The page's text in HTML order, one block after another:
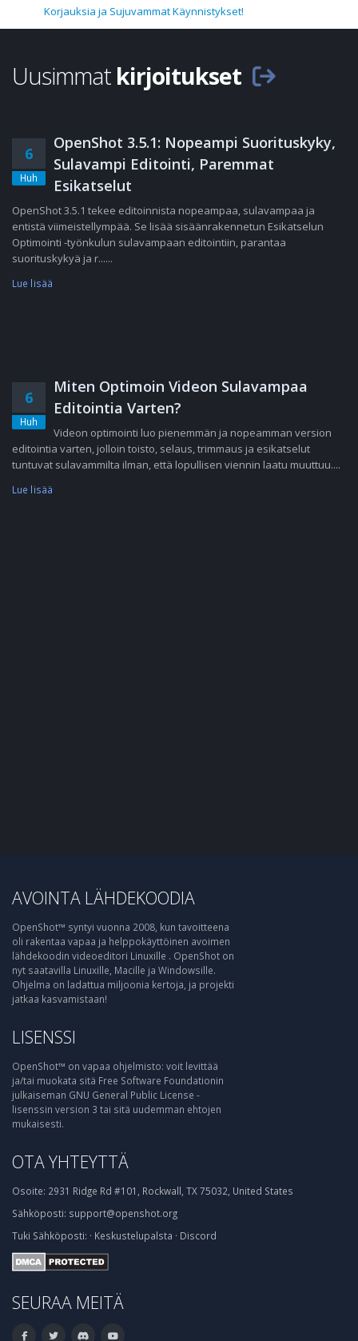
Korjauksia ja Sujuvammat Käynnistykset!
Uusimmat kirjoitukset
6
Huh
OpenShot 3.5.1: Nopeampi Suorituskyky,
Sulavampi Editointi, Paremmat
Esikatselut
OpenShot 3.5.1 tekee editoinnista nopeampaa, sulavampaa ja
entistä viimeistellympää. Se lisää sisäänrakennetun Esikatselun
Optimointi -työnkulun sulavampaan editointiin, parantaa
suorituskykyä ja r......
Lue lisää
6
Huh
Miten Optimoin Videon Sulavampaa
Editointia Varten?
Videon optimointi luo pienemmän ja nopeamman version
editointia varten, jolloin toisto, selaus, trimmaus ja esikatselut
tuntuvat sulavammilta ilman, että lopullisen viennin laatu muuttuu....
Lue lisää
AVOINTA LÄHDEKOODIA
OpenShot™ syntyi vuonna 2008, kun tavoitteena
oli rakentaa vapaa ja helppokäyttöinen avoimen
lähdekoodin videoeditori Linuxille . OpenShot on
nyt saatavilla Linuxille, Macille ja Windowsille.
Ohjelma on ladattua miljoonia kertoja, ja projekti
jatkaa kasvamistaan!
LISENSSI
OpenShot™ on vapaa ohjelmisto: voit levittää
ja/tai muokata sitä Free Software Foundationin
julkaiseman GNU General Public License -
lisenssin version 3 tai sitä uudemman ehtojen
mukaisesti.
OTA YHTEYTTÄ
Osoite: 2931 Ridge Rd #101, Rockwall, TX 75032, United States
Sähköposti: support@openshot.org
Tuki Sähköposti: · Keskustelupalsta · Discord
SEURAA MEITÄ